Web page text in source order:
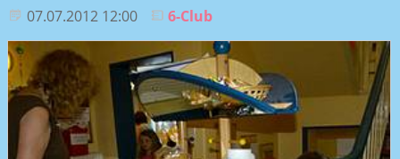
07.07.2012 12:00 6-Club